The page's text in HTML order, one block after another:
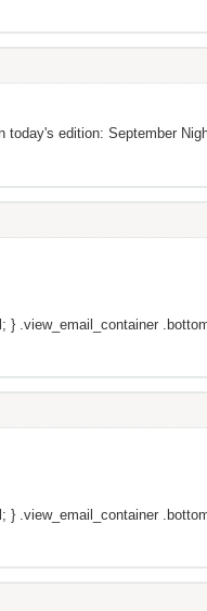
edition: September
} .view_email_container
} .view_email_container